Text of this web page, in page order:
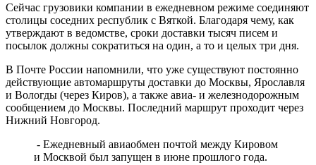
Сейчас грузовики компании в ежедневном режиме соединяют
столицы соседних республик с Вяткой. Благодаря чему, как
утверждают в ведомстве, сроки доставки тысяч писем и
посылок должны сократиться на один, а то и целых три дня.
В Почте России напомнили, что уже существуют постоянно
действующие автомаршруты доставки до Москвы, Ярославля
и Вологды (через Киров), а также авиа- и железнодорожным
сообщением до Москвы. Последний маршрут проходит через
Нижний Новгород.
- Ежедневный авиаобмен почтой между Кировом
и Москвой был запущен в июне прошлого года.